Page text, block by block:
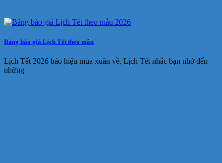
Bảng báo giá Lịch Tết theo mẫu
Lịch Tết 2026 báo hiệu mùa xuân về, Lịch Tết nhắc bạn nhớ đến
những